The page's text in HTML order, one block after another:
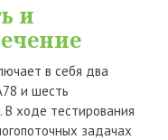
и
в себя два
и шесть
ходе тестирования
задачах